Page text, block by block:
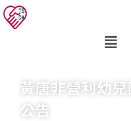
黃唐非營利幼
公告